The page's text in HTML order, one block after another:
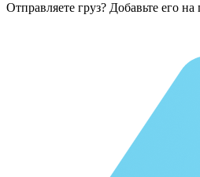
Отправляете груз? Добавьте его